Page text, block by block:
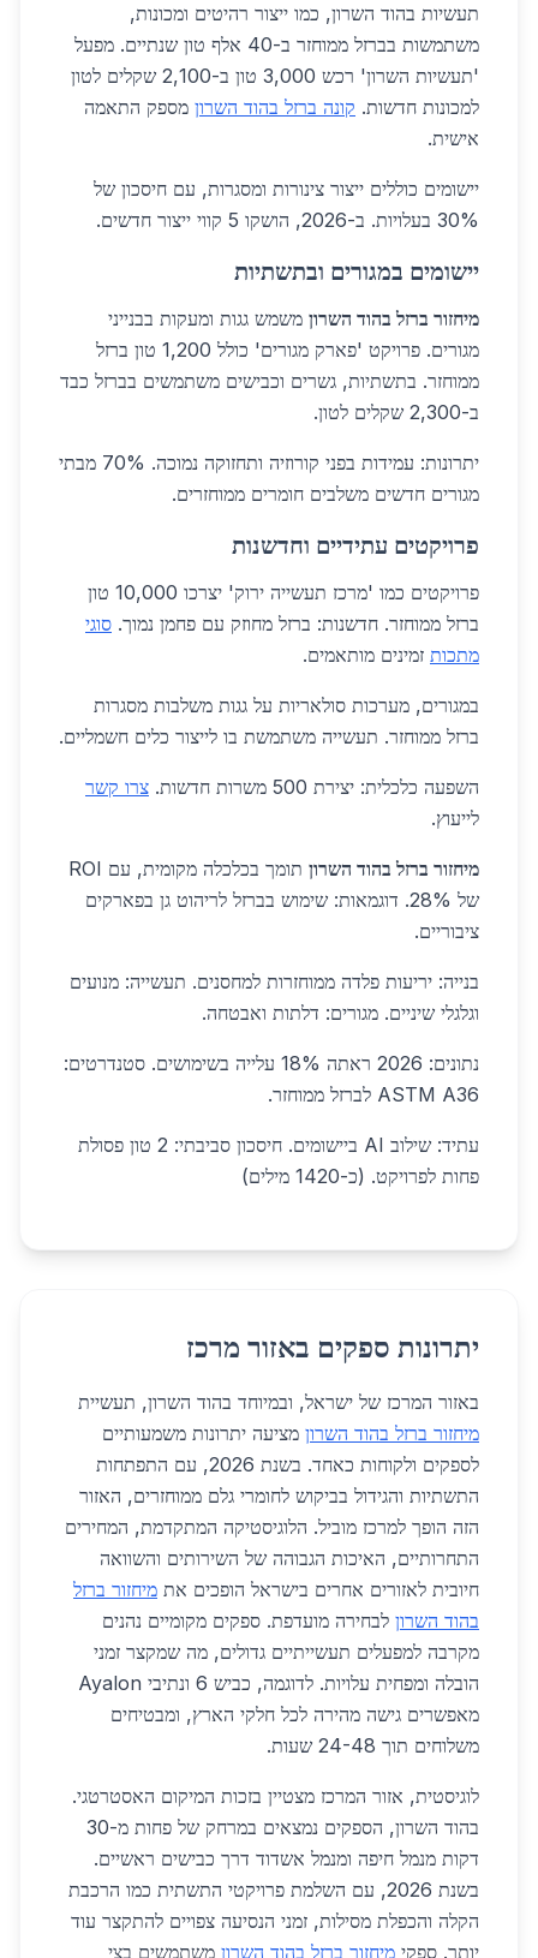
תעשיות בהוד השרון, כמו ייצור רהיטים ומכונות,
משתמשות בברזל ממוחזר ב-40 אלף טון שנתיים. מפעל
'תעשיות השרון' רכש 3,000 טון ב-2,100 שקלים לטון
למכונות חדשות. קונה ברזל בהוד השרון מספק התאמה
אישית.
יישומים כוללים ייצור צינורות ומסגרות, עם חיסכון של
30% בעלויות. ב-2026, הושקו 5 קווי ייצור חדשים.
יישומים במגורים ובתשתיות
מיחזור ברזל בהוד השרון משמש גגות ומעקות בבנייני
מגורים. פרויקט 'פארק מגורים' כולל 1,200 טון ברזל
ממוחזר. בתשתיות, גשרים וכבישים משתמשים בברזל כבד
ב-2,300 שקלים לטון.
יתרונות: עמידות בפני קורוזיה ותחזוקה נמוכה. 70% מבתי
מגורים חדשים משלבים חומרים ממוחזרים.
פרויקטים עתידיים וחדשנות
פרויקטים כמו 'מרכז תעשייה ירוק' יצרכו 10,000 טון
ברזל ממוחזר. חדשנות: ברזל מחוזק עם פחמן נמוך. סוגי
מתכות זמינים מותאמים.
במגורים, מערכות סולאריות על גגות משלבות מסגרות
ברזל ממוחזר. תעשייה משתמשת בו לייצור כלים חשמליים.
השפעה כלכלית: יצירת 500 משרות חדשות.
צרו קשר
לייעוץ.
מיחזור ברזל בהוד השרון
תומך בכלכלה מקומית, עם ROI
של 28%. דוגמאות: שימוש בברזל לריהוט גן בפארקים
ציבוריים.
בנייה: יריעות פלדה ממוחזרות למחסנים. תעשייה: מנועים
וגלגלי שיניים. מגורים: דלתות ואבטחה.
נתונים: 2026 ראתה 18% עלייה בשימושים. סטנדרטים:
ASTM A36 לברזל ממוחזר.
עתיד: שילוב AI ביישומים. חיסכון סביבתי: 2 טון פסולת
פחות לפרויקט. (כ-1420 מילים)
יתרונות ספקים באזור מרכז
באזור המרכז של ישראל, ובמיוחד בהוד השרון, תעשיית
מיחזור ברזל בהוד השרון מציעה יתרונות משמעותיים
לספקים ולקוחות כאחד. בשנת 2026, עם התפתחות
התשתיות והגידול בביקוש לחומרי גלם ממוחזרים, האזור
הזה הופך למרכז מוביל. הלוגיסטיקה המתקדמת, המחירים
התחרותיים, האיכות הגבוהה של השירותים והשוואה
חיובית לאזורים אחרים בישראל הופכים את מיחזור ברזל
בהוד השרון לבחירה מועדפת. ספקים מקומיים נהנים
מקרבה למפעלים תעשייתיים גדולים, מה שמקצר זמני
הובלה ומפחית עלויות. לדוגמה, כביש 6 ונתיבי Ayalon
מאפשרים גישה מהירה לכל חלקי הארץ, ומבטיחים
משלוחים תוך 24-48 שעות.
לוגיסטית, אזור המרכז מצטיין בזכות המיקום האסטרטגי.
בהוד השרון, הספקים נמצאים במרחק של פחות מ-30
דקות מנמל חיפה ומנמל אשדוד דרך כבישים ראשיים.
בשנת 2026, עם השלמת פרויקטי התשתית כמו הרכבת
הקלה והכפלת מסילות, זמני הנסיעה צפויים להתקצר עוד
יותר. ספקי מיחזור ברזל בהוד השרון משתמשים בצי